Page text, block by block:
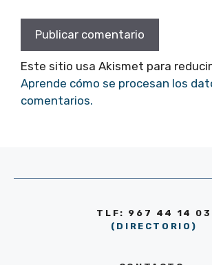
Este sitio usa Akismet para
Aprende cómo se procesan los
comentarios.
TLF: 967 44 14 03
(DIRECTORIO)